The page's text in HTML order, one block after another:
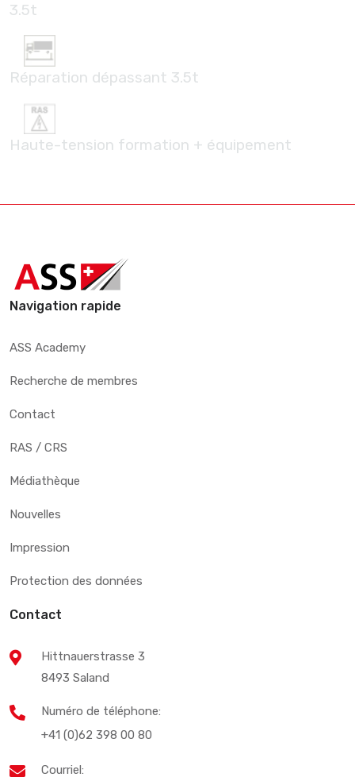
3.5t
Réparation dépassant 3.5t
Haute-tension formation + équipement
Navigation rapide
ASS Academy
Recherche de membres
Contact
RAS / CRS
Médiathèque
Nouvelles
Impression
Protection des données
Contact
Hittnauerstrasse 3
8493 Saland
Numéro de téléphone:
+41 (0)62 398 00 80
Courriel: